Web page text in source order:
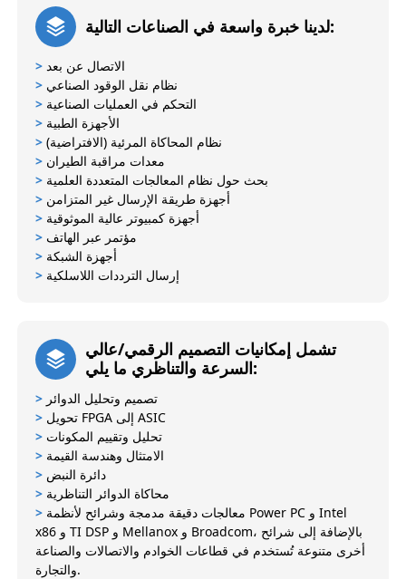
لدينا خبرة واسعة في الصناعات التالية:
> الاتصال عن بعد
> نظام نقل الوقود الصناعي
> التحكم في العمليات الصناعية
> الأجهزة الطبية
> نظام المحاكاة المرئية (الافتراضية)
> معدات مراقبة الطيران
> بحث حول نظام المعالجات المتعددة العلمية
> أجهزة طريقة الإرسال غير المتزامن
> أجهزة كمبيوتر عالية الموثوقية
> مؤتمر عبر الهاتف
> أجهزة الشبكة
> إرسال الترددات اللاسلكية
تشمل إمكانيات التصميم الرقمي/عالي
السرعة والتناظري ما يلي:
> تصميم وتحليل الدوائر
>
تحويل FPGA إلى ASIC
> تحليل وتقييم المكونات
> الامتثال وهندسة القيمة
> دائرة النبض
> محاكاة الدوائر التناظرية
>
x86 و TI DSP و Mellanox و Broadcom، بالإضافة إلى شرائح
أخرى متنوعة تُستخدم في قطاعات الخوادم والاتصالات والصناعة
والتجارة.